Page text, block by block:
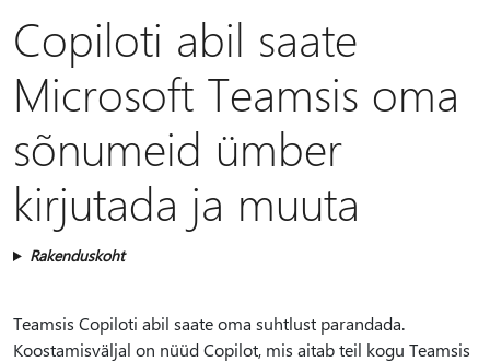
Copiloti abil saate
Microsoft Teamsis oma
sõnumeid ümber
kirjutada ja muuta
Rakenduskoht
Teamsis Copiloti abil saate oma suhtlust parandada.
Koostamisväljal on nüüd Copilot, mis aitab teil kogu Teamsis